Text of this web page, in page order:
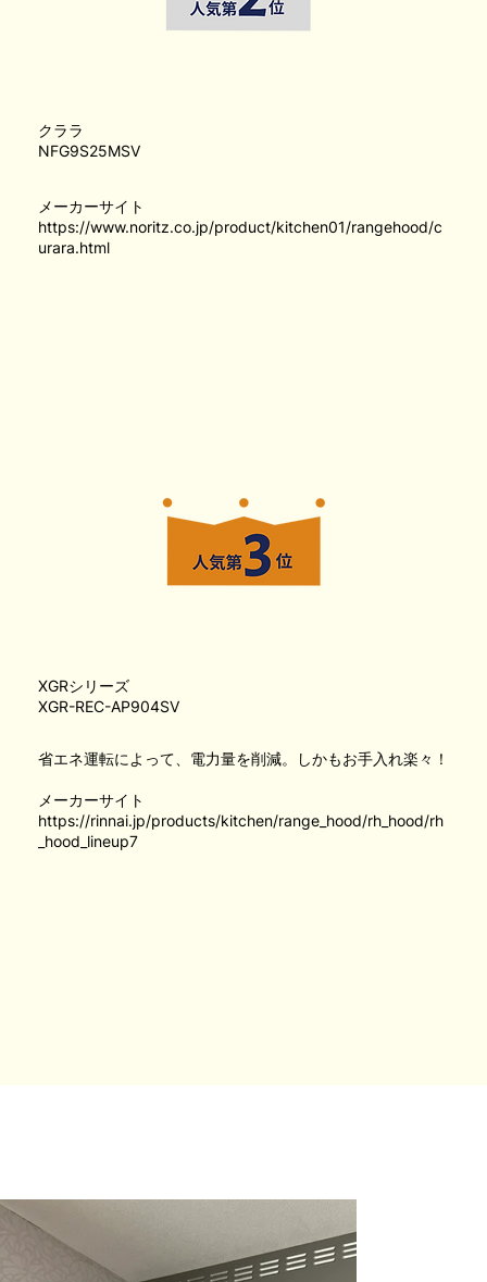
メーカーサイト
https://www.noritz.co.jp/product/kitchen01/rangehood/c
urara.html
クララ
NFG9S25MSV
省エネ運転によって、電力量を削減。しかもお手入れ楽々！
メーカーサイト
https://rinnai.jp/products/kitchen/range_hood/rh_hood/rh
_hood_lineup7
XGRシリーズ
XGR-REC-AP904SV